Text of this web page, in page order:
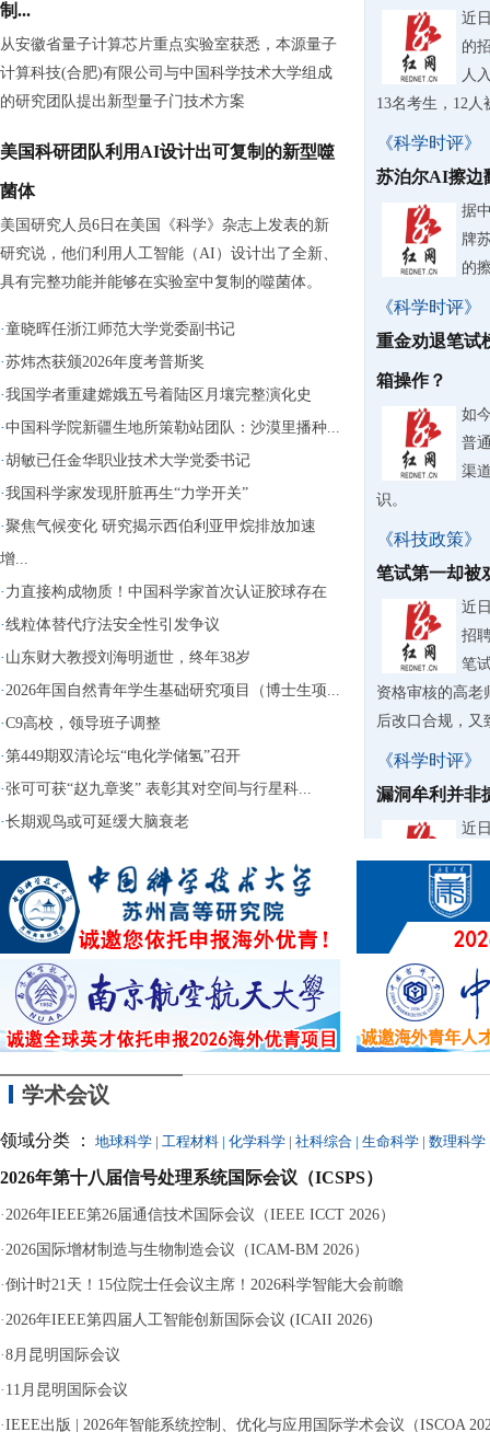
制...
从安徽省量子计算芯片重点实验室获悉，本源量子
计算科技(合肥)有限公司与中国科学技术大学组成
的研究团队提出新型量子门技术方案
美国科研团队利用AI设计出可复制的新型噬
菌体
美国研究人员6日在美国《科学》杂志上发表的新
研究说，他们利用人工智能（AI）设计出了全新、
具有完整功能并能够在实验室中复制的噬菌体。
·童晓晖任浙江师范大学党委副书记
·苏炜杰获颁2026年度考普斯奖
·我国学者重建嫦娥五号着陆区月壤完整演化史
·中国科学院新疆生地所策勒站团队：沙漠里播种...
·胡敏已任金华职业技术大学党委书记
·我国科学家发现肝脏再生“力学开关”
·聚焦气候变化 研究揭示西伯利亚甲烷排放加速
增...
· 力直接构成物质！中国科学家首次认证胶球存在
·线粒体替代疗法安全性引发争议
· 山东财大教授刘海明逝世，终年38岁
·2026年国自然青年学生基础研究项目（博士生项...
·C9高校，领导班子调整
·第449期双清论坛“电化学储氢”召开
·张可可获“赵九章奖” 表彰其对空间与行星科...
·长期观鸟或可延缓大脑衰老
近
的
人
13名考生，12人
《科学时评》
苏泊尔AI擦边
据
牌
的
《科学时评》
重金劝退笔试
箱操作？
如
普
渠
识。
《科技政策》
笔试第一却被
近
招
笔
资格审核的高老
后改口合规，又
《科学时评》
漏洞牟利并非
近
台“
钱“
用还大肆转卖
同参与，最终因
学术会议
领域分类 ： 地球科学 | 工程材料 | 化学科学 | 社科综合 | 生命科学 | 数理科学
2026年第十八届信号处理系统国际会议（ICSPS）
·2026年IEEE第26届通信技术国际会议（IEEE ICCT 2026）
·2026国际增材制造与生物制造会议（ICAM-BM 2026）
·倒计时21天！15位院士任会议主席！2026科学智能大会前瞻
·2026年IEEE第四届人工智能创新国际会议 (ICAII 2026)
·8月昆明国际会议
· 11月昆明国际会议
·IEEE出版 | 2026年智能系统控制、优化与应用国际学术会议（ISCOA